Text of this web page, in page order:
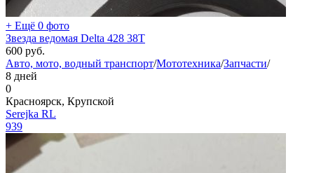
+ Ещё 0 фото
Звезда ведомая Delta 428 38Т
600 руб.
Авто, мото, водный транспорт/Мототехника/Запчасти/
8 дней
0
Красноярск, Крупской
Serejka RL
939